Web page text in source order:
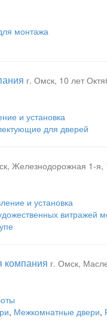
монтажа
г. Омск, 10 лет
и установка
для дверей
Железнодорожная 1-я,
и установка
витражей
компания г. Омск,
, Межкомнатные двери,